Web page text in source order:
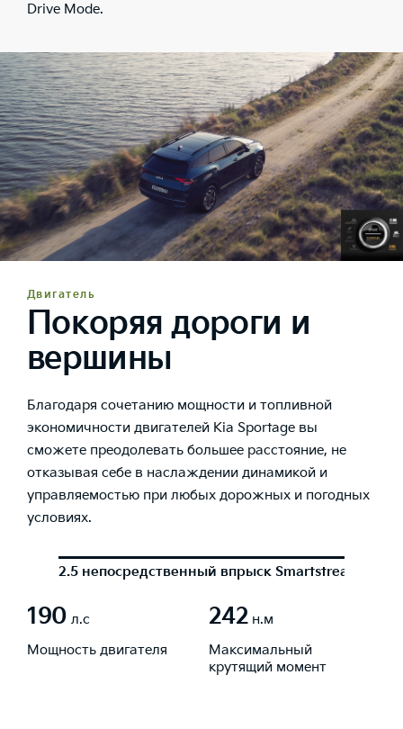
Drive Mode.
Двигатель
Покоряя дороги и
вершины
Благодаря сочетанию мощности и топливной
экономичности двигателей Kia Sportage вы
сможете преодолевать большее расстояние, не
отказывая себе в наслаждении динамикой и
управляемостью при любых дорожных и погодных
условиях.
2.5 непосредственный впрыск Smartstream
190 л.с
Мощность двигателя
242 н.м
Максимальный
крутящий момент